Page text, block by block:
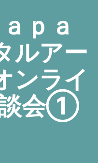
ｐａ
ルアー
ライ
談会①